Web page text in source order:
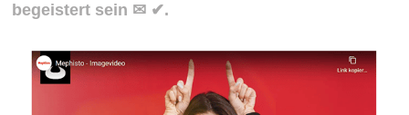
begeistert sein ✉ ✔.